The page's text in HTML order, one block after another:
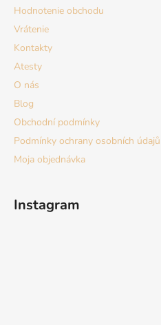
Hodnotenie obchodu
Vrátenie
Kontakty
Atesty
O nás
Blog
Obchodní podmínky
Podmínky ochrany osobních údajů
Moja objednávka
Instagram